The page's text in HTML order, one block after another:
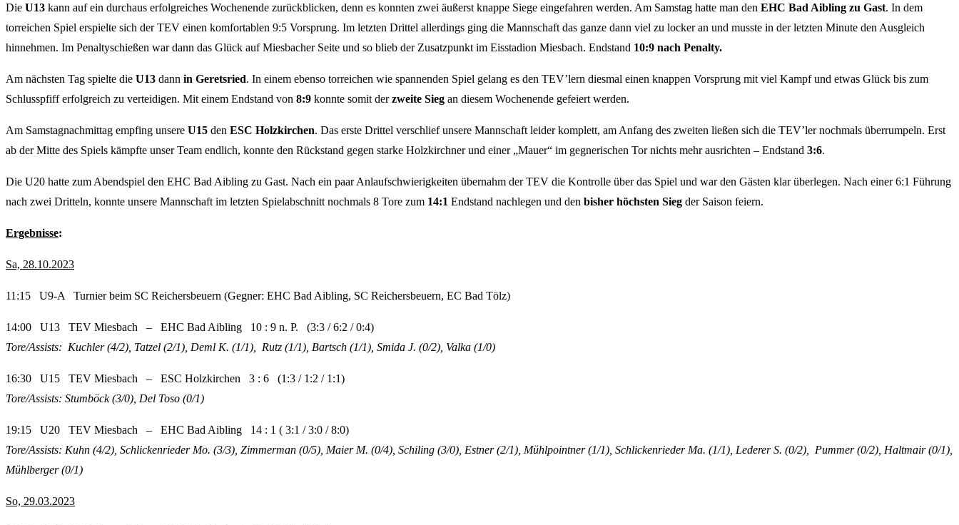
Die U13 kann auf ein durchaus erfolgreiches Wochenende zurückblicken, denn es konnten zwei äußerst knappe Siege eingefahren werden. Am Samstag hatte man den EHC Bad Aibling zu Gast. In dem
torreichen Spiel erspielte sich der TEV einen komfortablen 9:5 Vorsprung. Im letzten Drittel allerdings ging die Mannschaft das ganze dann viel zu locker an und musste in der letzten Minute den Ausgleich
hinnehmen. Im Penaltyschießen war dann das Glück auf Miesbacher Seite und so blieb der Zusatzpunkt im Eisstadion Miesbach. Endstand 10:9 nach Penalty.
Am nächsten Tag spielte die U13 dann in Geretsried. In einem ebenso torreichen wie spannenden Spiel gelang es den TEV’lern diesmal einen knappen Vorsprung mit viel Kampf und etwas Glück bis zum
Schlusspfiff erfolgreich zu verteidigen. Mit einem Endstand von 8:9 konnte somit derzweite Sieg an diesem Wochenende gefeiert werden.
Am Samstagnachmittag empfing unsere U15 den ESC Holzkirchen. Das erste Drittel verschlief unsere Mannschaft leider komplett, am Anfang des zweiten ließen sich die TEV’ler nochmals überrumpeln. Erst
ab der Mitte des Spiels kämpfte unser Team endlich, konnte den Rückstand gegen starke Holzkirchner und einer „Mauer“ im gegnerischen Tor nichts mehr ausrichten – Endstand 3:6.
Die U20 hatte zum Abendspiel den EHC Bad Aibling zu Gast. Nach ein paar Anlaufschwierigkeiten übernahm der TEV die Kontrolle über das Spiel und war den Gästen klar überlegen. Nach einer 6:1 Führung
nach zwei Dritteln, konnte unsere Mannschaft im letzten Spielabschnitt nochmals 8 Tore zum 14:1 Endstand nachlegen und den bisher höchsten Sieg der Saison feiern.
Ergebnisse:
Sa, 28.10.2023
11:15 U9-A Turnier beim SC Reichersbeuern (Gegner: EHC Bad Aibling, SC Reichersbeuern, EC Bad Tölz)
14:00 U13 TEV Miesbach – EHC Bad Aibling 10 : 9 n. P. (3:3 / 6:2 / 0:4)
Tore/Assists: Kuchler (4/2), Tatzel (2/1), Deml K. (1/1), Rutz (1/1), Bartsch (1/1), Smida J. (0/2), Valka (1/0)
16:30 U15 TEV Miesbach – ESC Holzkirchen 3 : 6 (1:3 / 1:2 / 1:1)
Tore/Assists: Stumböck (3/0), Del Toso (0/1)
19:15 U20 TEV Miesbach – EHC Bad Aibling 14 : 1 ( 3:1 / 3:0 / 8:0)
Tore/Assists: Kuhn (4/2), Schlickenrieder Mo. (3/3), Zimmerman (0/5), Maier M. (0/4), Schiling (3/0), Estner (2/1), Mühlpointner (1/1), Schlickenrieder Ma. (1/1), Lederer S. (0/2), Pummer (0/2), Haltmair (0/1),
Mühlberger (0/1)
So, 29.03.2023